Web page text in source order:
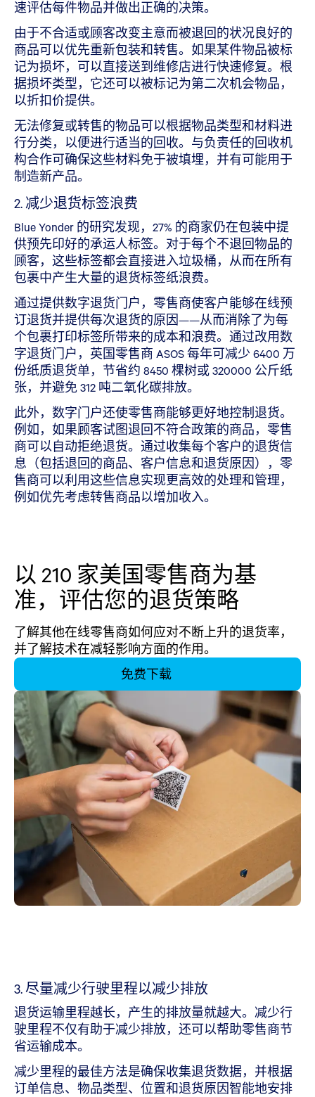
速评估每件物品并做出正确的决策。
由于不合适或顾客改变主意而被退回的状况良好的
商品可以优先重新包装和转售。如果某件物品被标
记为损坏，可以直接送到维修店进行快速修复。根
据损坏类型，它还可以被标记为第二次机会物品，
以折扣价提供。
无法修复或转售的物品可以根据物品类型和材料进
行分类，以便进行适当的回收。与负责任的回收机
构合作可确保这些材料免于被填埋，并有可能用于
制造新产品。
2. 减少退货标签浪费
Blue Yonder 的研究发现，27% 的商家仍在包装中提
供预先印好的承运人标签。对于每个不退回物品的
顾客，这些标签都会直接进入垃圾桶，从而在所有
包裹中产生大量的退货标签纸浪费。
通过提供数字退货门户，零售商使客户能够在线预
订退货并提供每次退货的原因——从而消除了为每
个包裹打印标签所带来的成本和浪费。通过改用数
字退货门户，英国零售商 ASOS 每年可减少 6400 万
份纸质退货单，节省约 8450 棵树或 320000 公斤纸
张，并避免 312 吨二氧化碳排放。
此外，数字门户还使零售商能够更好地控制退货。
例如，如果顾客试图退回不符合政策的商品，零售
商可以自动拒绝退货。通过收集每个客户的退货信
息（包括退回的商品、客户信息和退货原因），零
售商可以利用这些信息实现更高效的处理和管理，
例如优先考虑转售商品以增加收入。
以 210 家美国零售商为基
准，评估您的退货策略
了解其他在线零售商如何应对不断上升的退货率，
并了解技术在减轻影响方面的作用。
免费下载
3. 尽量减少行驶里程以减少排放
退货运输里程越长，产生的排放量就越大。减少行
驶里程不仅有助于减少排放，还可以帮助零售商节
省运输成本。
减少里程的最佳方法是确保收集退货数据，并根据
订单信息、物品类型、位置和退货原因智能地安排